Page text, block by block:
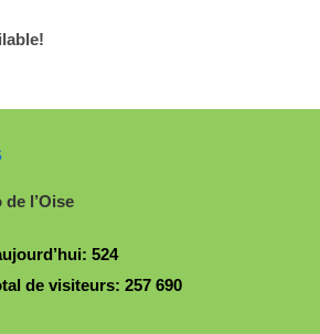
de l’Oise
524
de visiteurs: 257 690